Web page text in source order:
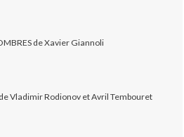
de Xavier Giannoli
Vladimir Rodionov et Avril Tembouret